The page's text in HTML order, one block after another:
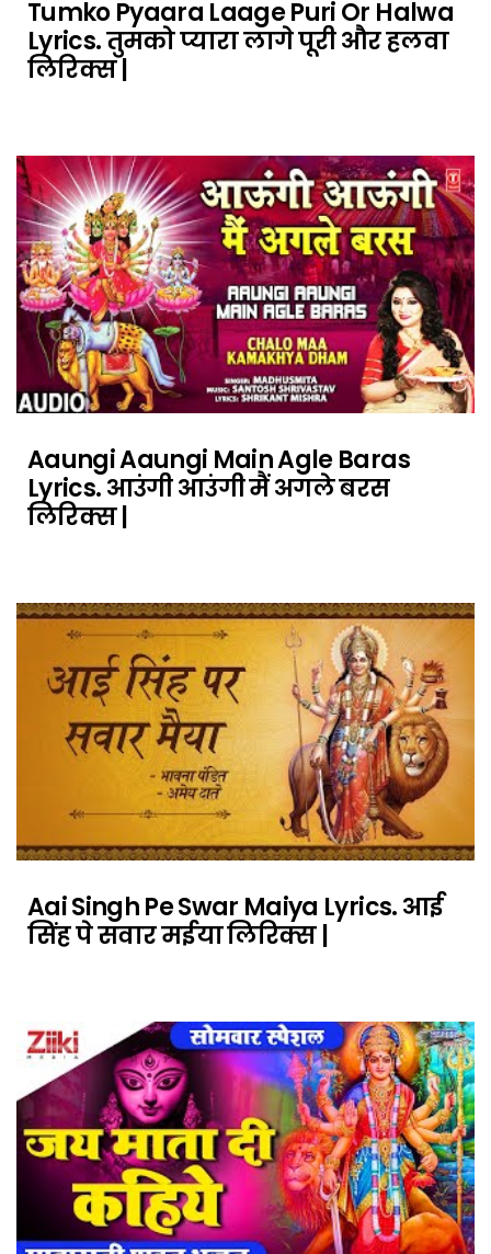
Tumko Pyaara Laage Puri Or Halwa
Lyrics. तुमको प्यारा लागे पूरी और हलवा
लिरिक्स |
Aaungi Aaungi Main Agle Baras
Lyrics. आउंगी आउंगी मैं अगले बरस
लिरिक्स |
Aai Singh Pe Swar Maiya Lyrics. आई
सिंह पे सवार मईया लिरिक्स |